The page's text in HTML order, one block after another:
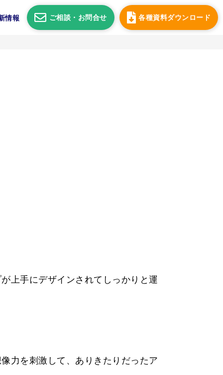
情報 ご相談・ お問合せ 各種資料ダウンロード
上手にデザインされてしっかりと運
力を刺激して、ありきたりだったア